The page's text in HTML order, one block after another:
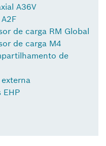
A36V
de carga RM Global
de carga M4
de
EHP